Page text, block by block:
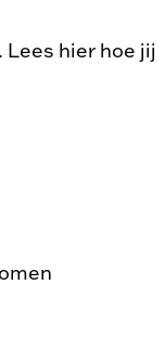
hier hoe jij